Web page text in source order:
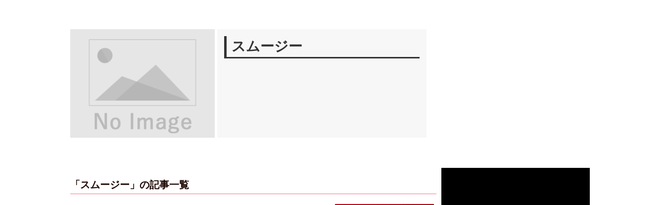
スムージー
「スムージー」の記事一覧